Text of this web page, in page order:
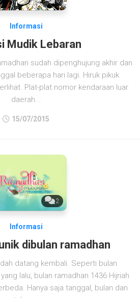
Informasi
Mudik Lebaran
sudah dipenghujung akhir dan
beberapa hari lagi. Hiruk pikuk
Plat-plat nomor kendaraan luar
daerah...
15/07/2015
2
Informasi
dibulan ramadhan
datang kembali. Seperti bulan
lalu, bulan ramadhan 1436 Hijriah
Hanya saja tanggal, bulan dan